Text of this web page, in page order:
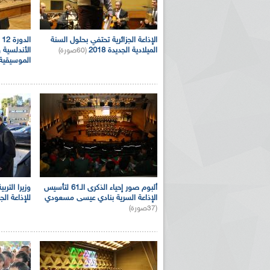
الإذاعة الجزائرية تحتفي بحلول السنة
الميلادية الجديدة 2018
(60صورة)
ألبوم صور إحياء الذكرى الـ61 لتأسيس
الإذاعة السرية بنادي عيسى مسعودي
(37صورة)
وزيرا
للإذاعة
بالصور... اللقاء الوطني لمديري
حول مرافقة وتغطية الإنتخابات المحلية لـ27
الإذاعة الجزائرية للرياضيين البارالمبيين المتوجين